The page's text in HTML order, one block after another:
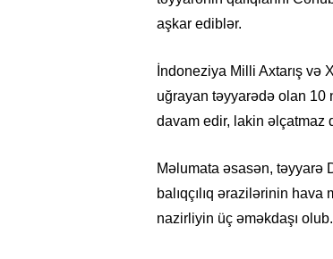
aşkar ediblər.
İndoneziya Milli Axtarış və
uğrayan təyyarədə olan 10
davam edir, lakin əlçatmaz
Məlumata əsasən, təyyarə
balıqçılıq ərazilərinin
nazirliyin üç əməkdaşı olub.